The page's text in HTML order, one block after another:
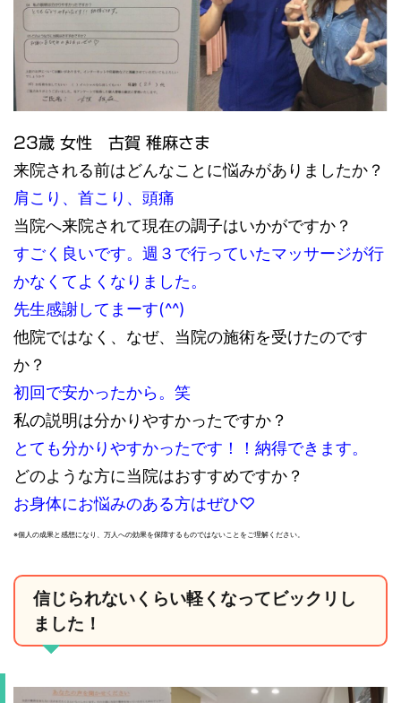
23歳 女性 古賀 稚麻さま
来院される前はどんなことに悩みがありましたか？
肩こり、首こり、頭痛
当院へ来院されて現在の調子はいかがですか？
すごく良いです。週３で行っていたマッサージが行
かなくてよくなりました。
先生感謝してまーす(^^)
他院ではなく、なぜ、当院の施術を受けたのです
か？
初回で安かったから。笑
私の説明は分かりやすかったですか？
とても分かりやすかったです！！納得できます。
どのような方に当院はおすすめですか？
お身体にお悩みのある方はぜひ♡
※個人の成果と感想になり、万人への効果を保障するものではないことをご理解ください。
信じられないくらい軽くなってビックリし
ました！